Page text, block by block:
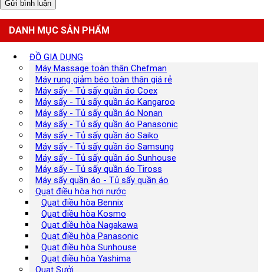
DANH MỤC SẢN PHẨM
ĐỒ GIA DỤNG
Máy Massage toàn thân Chefman
Máy rung giảm béo toàn thân giá rẻ
Máy sấy - Tủ sấy quần áo Coex
Máy sấy - Tủ sấy quần áo Kangaroo
Máy sấy - Tủ sấy quần áo Nonan
Máy sấy - Tủ sấy quần áo Panasonic
Máy sấy - Tủ sấy quần áo Saiko
Máy sấy - Tủ sấy quần áo Samsung
Máy sấy - Tủ sấy quần áo Sunhouse
Máy sấy - Tủ sấy quần áo Tiross
Máy sấy quần áo - Tủ sấy quần áo
Quạt điều hòa hơi nước
Quạt điều hòa Bennix
Quạt điều hòa Kosmo
Quạt điều hòa Nagakawa
Quạt điều hòa Panasonic
Quạt điều hòa Sunhouse
Quạt điều hòa Yashima